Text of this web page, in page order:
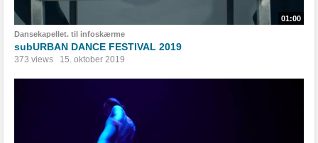
01:00
Dansekapellet. til infoskærme
subURBAN DANCE FESTIVAL 2019
373 views 15. oktober 2019